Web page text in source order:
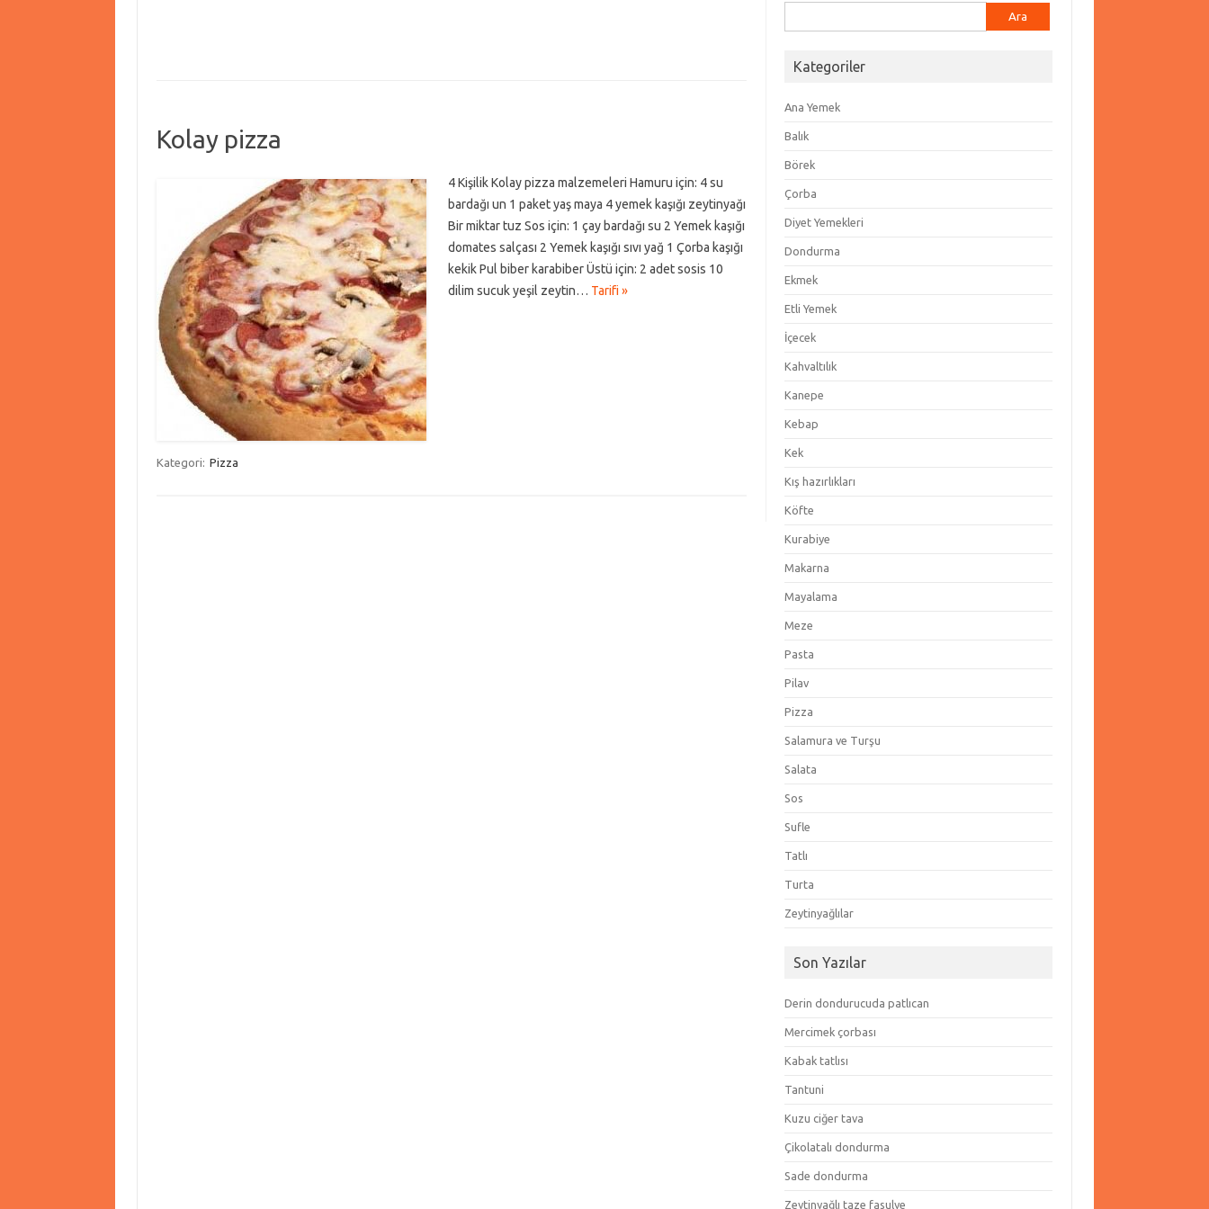
Kolay pizza
4 Kişilik Kolay pizza malzemeleri Hamuru için: 4 su
bardağı un 1 paket yaş maya 4 yemek kaşığı zeytinyağı
Bir miktar tuz Sos için: 1 çay bardağı su 2 Yemek kaşığı
domates salçası 2 Yemek kaşığı sıvı yağ 1 Çorba kaşığı
kekik Pul biber karabiber Üstü için: 2 adet sosis 10
dilim sucuk yeşil zeytin… Tarifi »
Kategori: Pizza
Kategoriler
Ana Yemek
Balık
Börek
Çorba
Diyet Yemekleri
Dondurma
Ekmek
Etli Yemek
İçecek
Kahvaltılık
Kanepe
Kebap
Kek
Kış hazırlıkları
Köfte
Kurabiye
Makarna
Mayalama
Meze
Pasta
Pilav
Pizza
Salamura ve Turşu
Salata
Sos
Sufle
Tatlı
Turta
Zeytinyağlılar
Son Yazılar
Derin dondurucuda patlıcan
Mercimek çorbası
Kabak tatlısı
Tantuni
Kuzu ciğer tava
Çikolatalı dondurma
Sade dondurma
Zeytinyağlı taze fasulye